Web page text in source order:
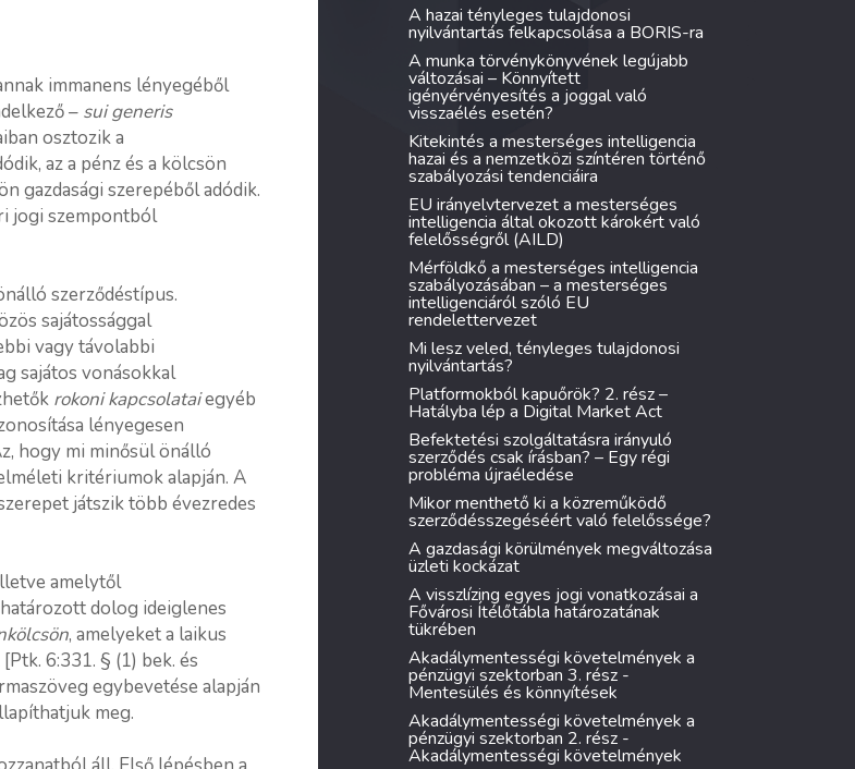
immanens lényegéből
– sui generis
osztozik a
az a pénz és a kölcsön
gazdasági szerepéből adódik.
jogi szempontból
szerződéstípus.
sajátossággal
vagy távolabbi
sajátos vonásokkal
rokoni kapcsolataiegyéb
lényegesen
hogy mi minősül önálló
kritériumok alapján. A
játszik több évezredes
amelytől
dolog ideiglenes
, amelyeket a laikus
6:331. § (1) bek. és
egybevetése alapján
meg.
A hazai tényleges tulajdonosi
nyilvántartás felkapcsolása a BORIS-ra
A munka törvénykönyvének legújabb
változásai – Könnyített
igényérvényesítés a joggal való
visszaélés esetén?
Kitekintés a mesterséges intelligencia
hazai és a nemzetközi színtéren történő
szabályozási tendenciáira
EU irányelvtervezet a mesterséges
intelligencia által okozott károkért való
felelősségről (AILD)
Mérföldkő a mesterséges intelligencia
szabályozásában – a mesterséges
intelligenciáról szóló EU
rendelettervezet
Mi lesz veled, tényleges tulajdonosi
nyilvántartás?
Platformokból kapuőrök? 2. rész –
Hatályba lép a Digital Market Act
Befektetési szolgáltatásra irányuló
szerződés csak írásban? – Egy régi
probléma újraéledése
Mikor menthető ki a közreműködő
szerződésszegéséért való felelőssége?
A gazdasági körülmények megváltozása
üzleti kockázat
A visszlízing egyes jogi vonatkozásai a
Fővárosi Ítélőtábla határozatának
tükrében
Akadálymentességi követelmények a
pénzügyi szektorban 3. rész -
Mentesülés és könnyítések
Akadálymentességi követelmények a
pénzügyi szektorban 2. rész -
Akadálymentességi követelmények